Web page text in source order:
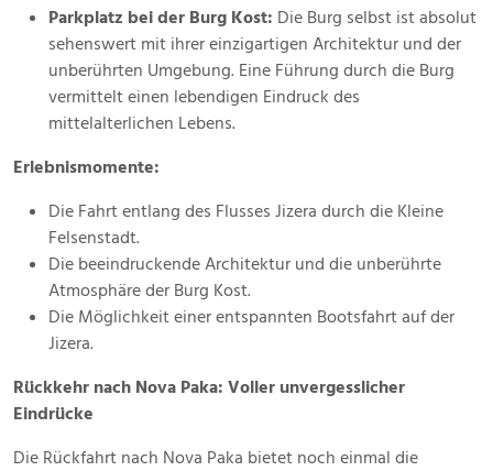
Parkplatz bei der Burg Kost: Die Burg selbst ist absolut
sehenswert mit ihrer einzigartigen Architektur und der
unberührten Umgebung. Eine Führung durch die Burg
vermittelt einen lebendigen Eindruck des
mittelalterlichen Lebens.
Erlebnismomente:
Die Fahrt entlang des Flusses Jizera durch die Kleine
Felsenstadt.
Die beeindruckende Architektur und die unberührte
Atmosphäre der Burg Kost.
Die Möglichkeit einer entspannten Bootsfahrt auf der
Jizera.
Rückkehr nach Nova Paka: Voller unvergesslicher
Eindrücke
Die Rückfahrt nach Nova Paka bietet noch einmal die